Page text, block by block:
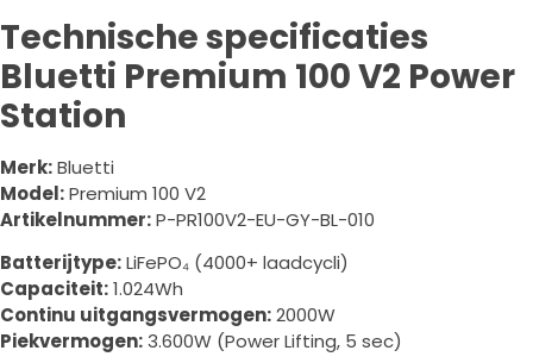
Technische specificaties
Bluetti Premium 100 V2 Power
Station
Merk:Bluetti
Model:Premium 100 V2
Artikelnummer:P-PR100V2-EU-GY-BL-010
Batterijtype:LiFePO₄ (4000+ laadcycli)
Capaciteit:1.024Wh
Continu uitgangsvermogen:2000W
Piekvermogen:3.600W (Power Lifting, 5 sec)